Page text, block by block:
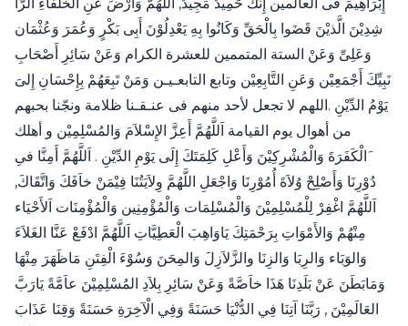
شِدِيْنَ الَّذيْنَ قَضَوا بِالْحَقِّ وَكَانُوا بِهِ يَعْدِلُوْنَ أَبِى بَكْرٍ وَعُمَرَ وَعُثْمَان
وَعَلِىِّ وَعَنْ الستة المتممين للعشرة الكرام وَعَنْ سَائِرِ أَصْحَابِ
نَبِيِّكَ أَجْمَعِيْن وَعَنِ التَّابِعِيْن وتابع التابعـيـن وَمَنْ تَبِعَهُمْ بِإِحْسَانِ إِلىَ
يَوْمُ الدِّيْنِ .اللهم لا تجعل لأحد منهم فى عنـقـنا ظلامة ونجّنا بحبهم
من أهوال يوم القيامة اَللَّهُمَّ أَعِزَّ الإِسْلاَمَ وَالمُسْلِمِيْن و أهلك
َالْكَفَرَةَ وَالْمُشْرِكِيْنَ وَأَعْلِ كَلِمَتَكَ إِلَى يَوْمِ الدِّيْنِ . اَللَّهُمَّ أَمِنَّا فىِ
دُوْرِنَا وَأَصْلِحْ وُلاَةَ أُمُوْرِنَا وَاجْعَلِ اللَّهُمَّ وِلاَيَتُنَا فِيْمَنْ خاَفَكَ وَاتَّقَاكَ,
اَللَّهُمَّ اغْفِرْ لِلْمُسْلِمِيْنَ وَالْمُسْلِمَات وَالْمُؤْمِنِين وَالْمُؤْمِنَات اَلأَحْيَاء
مِنْهُمْ وَالأَمْوَاتِ بِرَحْمَتِكَ يَاوَاهِبَ الْعَطِيَّاتِ اَللَّهُمَّ ادْفَعْ عَنَّا الغَلاَءَ
وَالوَبَاء وَالرِبَا وَالزِنَا والزَّلاَزِلَ وَالمِحَنَ وَسُوْءَ الْفِتَنِ مَاظَهَرَ مِنْهَا
وَمَابَطَنَ عَنْ بَلَدِنَا هَذَا خاَصَّةً وَعَنْ سَائِرِ بِلاَدِ المُسْلِمِيْنَ عاَمَّةً يَارَبَّ
العَالَمِيْنَ , رَبَّنَا آتِنَا فِي الدُّنْيَا حَسَنَةً وَفِي الْآخِرَةِ حَسَنَةً وَقِنَا عَذَابَ